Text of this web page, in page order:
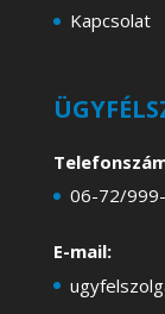
Kapcsolat
06-72/
E-mail: